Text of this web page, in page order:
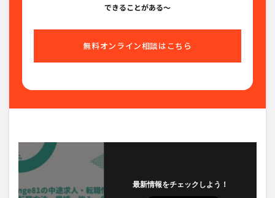
できることがある〜
無料オンライン相談はこちら
最新情報をチェックしよう！